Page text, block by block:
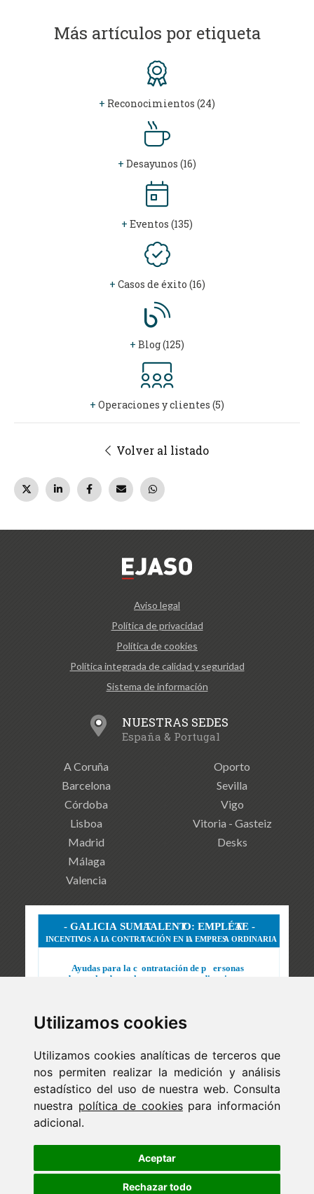
Utilizamos cookies
Utilizamos cookies analíticas de terceros que
nos permiten realizar la medición y análisis
estadístico del uso de nuestra web. Consulta
nuestra política de cookiespara información
adicional.
Aceptar
Rechazar todo
Más artículos por etiqueta
+ Reconocimientos (24)
+ Desayunos (16)
+ Eventos (135)
+ Casos de éxito (16)
+ Blog (125)
+ Operaciones y clientes (5)
Volver al listado
Aviso legal
Política de privacidad
Política de cookies
Política integrada de calidad y seguridad
Sistema de información
NUESTRAS SEDES
España & Portugal
A Coruña
Barcelona
Córdoba
Lisboa
Madrid
Málaga
Valencia
Oporto
Sevilla
Vigo
Vitoria - Gasteiz
Desks
ejaso_comunica@ejaso.com
(+34) 915 341 480